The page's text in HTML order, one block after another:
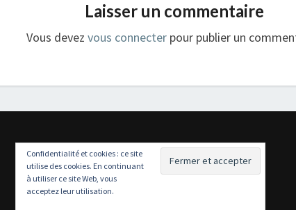
Laisser un commentaire
Vous devezvous connecter pour publier un
Confidentialité et cookies : ce site
utilise des cookies. En continuant
à utiliser ce site Web, vous
acceptez leur utilisation.